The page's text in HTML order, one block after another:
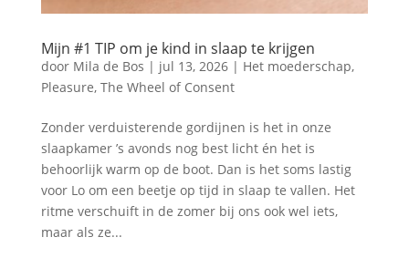
Mijn #1 TIP om je kind in slaap te krijgen
door Mila de Bos | jul 13, 2026| Het moederschap,
Pleasure, The Wheel of Consent
Zonder verduisterende gordijnen is het in onze
slaapkamer ’s avonds nog best licht én het is
behoorlijk warm op de boot. Dan is het soms lastig
voor Lo om een beetje op tijd in slaap te vallen. Het
ritme verschuift in de zomer bij ons ook wel iets,
maar als ze...